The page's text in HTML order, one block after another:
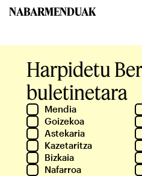
NABARMENDUAK
Harpidetu
buletinetara
Mendia
Goizekoa
Astekaria
Kazetaritza
Bizkaia
Nafarroa